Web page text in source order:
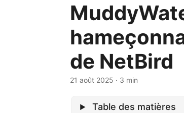
de NetBird
21 août 2025 · 3 min
Table des matières